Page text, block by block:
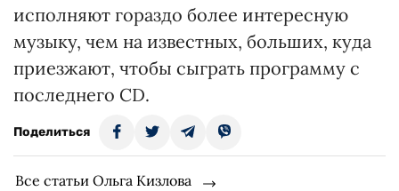
исполняют гораздо более интересную
музыку, чем на известных, больших, куда
приезжают, чтобы сыграть программу с
последнего СD.
Поделиться
Все статьи Ольга Кизлова